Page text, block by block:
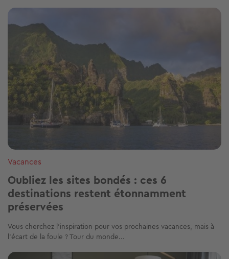
Image
Vacances
Oubliez les sites bondés : ces 6
destinations restent étonnamment
préservées
Vous cherchez l'inspiration pour vos prochaines vacances, mais à
l’écart de la foule ? Tour du monde...
Image